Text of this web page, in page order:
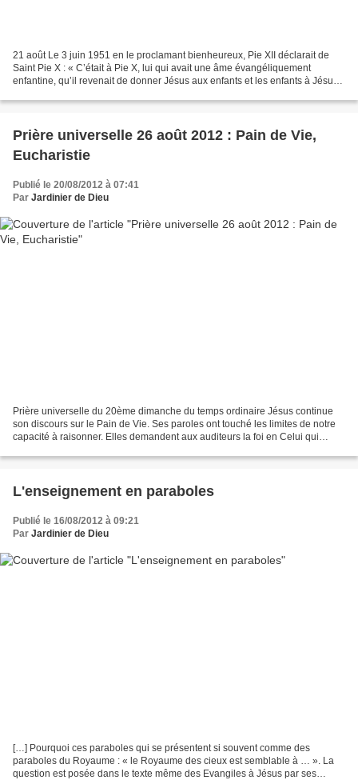
21 août Le 3 juin 1951 en le proclamant bienheureux, Pie XII déclarait de
Saint Pie X : « C’était à Pie X, lui qui avait une âme évangéliquement
enfantine, qu’il revenait de donner Jésus aux enfants et les enfants à Jésus.
Prière universelle 26 août 2012 : Pain de Vie,
Eucharistie
Publié le 20/08/2012 à 07:41
Par Jardinier de Dieu
Prière universelle du 20ème dimanche du temps ordinaire Jésus continue
son discours sur le Pain de Vie. Ses paroles ont touché les limites de notre
capacité à raisonner. Elles demandent aux auditeurs la foi en Celui qui
L'enseignement en paraboles
Publié le 16/08/2012 à 09:21
Par Jardinier de Dieu
[…] Pourquoi ces paraboles qui se présentent si souvent comme des
paraboles du Royaume : « le Royaume des cieux est semblable à … ». La
question est posée dans le texte même des Evangiles à Jésus par ses